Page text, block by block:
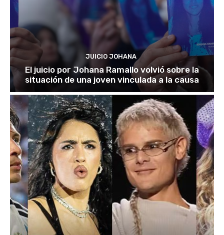
JUICIO JOHANA
El juicio por Johana Ramallo volvió sobre la
situación de una joven vinculada a la causa